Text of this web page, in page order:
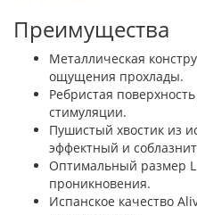
Преимущества
Металлическая
ощущения прохлады.
Ребристая
стимуляции.
Пушистый хвостик из
эффектный и
Оптимальный размер L
проникновения.
Испанское качество